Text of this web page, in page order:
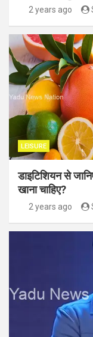
2 years ago
LEISURE
डाइटिशियन से
खाना चाहिए?
2 years ago